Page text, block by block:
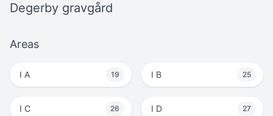
Degerby gravgård
Areas
I A 19 I B 25
I C 26 I D 27